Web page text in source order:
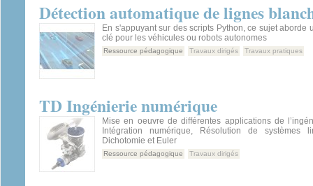
Détection automatique de lignes
En s'appuyant sur des scripts Python, ce sujet aborde
clé pour les véhicules ou robots autonomes
Ressource pédagogique Travaux dirigés Travaux pratiques
TD Ingénierie numérique
Mise en oeuvre de différentes applications de
Intégration numérique, Résolution de systèmes
Dichotomie et Euler
Ressource pédagogique Travaux dirigés